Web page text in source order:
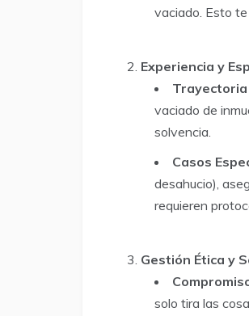
vaciado. Esto
Experiencia y
Trayectoria
vaciado de
solvencia.
Casos
desahucio),
requieren
Gestión Ética y
solo tira las